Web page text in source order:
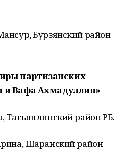
Бурзянский район
партизанских
и Вафа Ахмадуллин»
Татышлинский район РБ.
Шаранский район